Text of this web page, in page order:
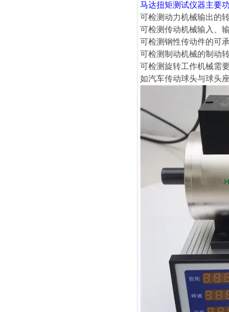
马达扭矩测试仪器主要
可检测动力机械输出的
可检测传动机械输入、
可检测钢性传动件的可
可检测制动机械的制动
可检测旋转工作机械需
如汽车传动球头与球头